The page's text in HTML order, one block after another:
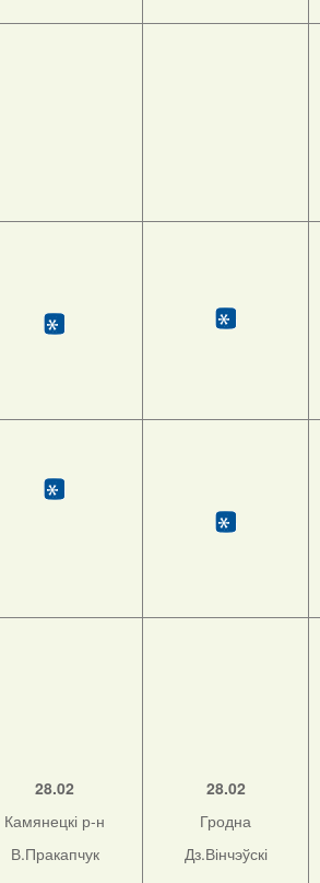
28.02
Камянецкі р-н
В.Пракапчук
28.02
Гродна
Дз.Вінчэўскі